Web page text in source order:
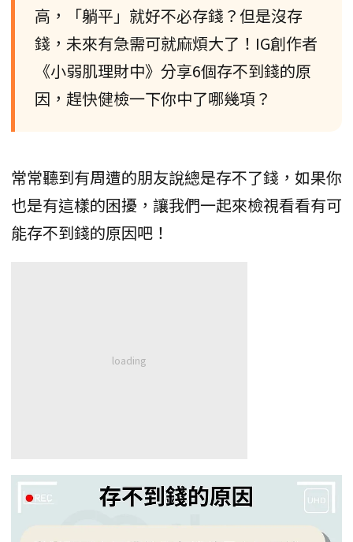
高，「躺平」就好不必存錢？但是沒存
錢，未來有急需可就麻煩大了！IG創作者
《小弱肌理財中》分享6個存不到錢的原
因，趕快健檢一下你中了哪幾項？
常常聽到有周遭的朋友說總是存不了錢，如果你
也是有這樣的困擾，讓我們一起來檢視看看有可
能存不到錢的原因吧！